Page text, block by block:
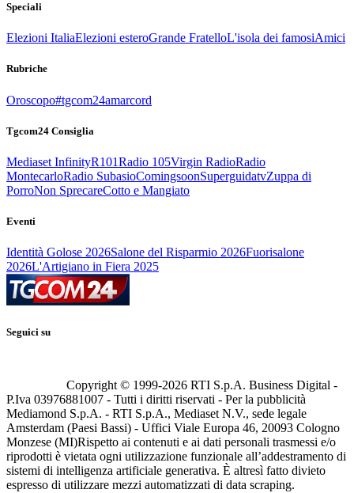
Speciali
Elezioni ItaliaElezioni esteroGrande FratelloL'isola dei famosiAmici
Rubriche
Oroscopo#tgcom24amarcord
Tgcom24 Consiglia
Mediaset InfinityR101Radio 105Virgin RadioRadio
MontecarloRadio SubasioComingsoonSuperguidatvZuppa di
PorroNon SprecareCotto e Mangiato
Eventi
Identità Golose 2026Salone del Risparmio 2026Fuorisalone
2026L'Artigiano in Fiera 2025
Seguici su
Copyright © 1999-2026 RTI S.p.A. Business Digital -
P.Iva 03976881007 - Tutti i diritti riservati - Per la pubblicità
Mediamond S.p.A. - RTI S.p.A., Mediaset N.V., sede legale
Amsterdam (Paesi Bassi) - Uffici Viale Europa 46, 20093 Cologno
Monzese (MI)Rispetto ai contenuti e ai dati personali trasmessi e/o
riprodotti è vietata ogni utilizzazione funzionale all’addestramento di
sistemi di intelligenza artificiale generativa. È altresì fatto divieto
espresso di utilizzare mezzi automatizzati di data scraping.